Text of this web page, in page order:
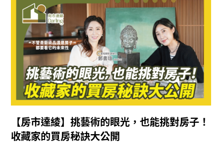
【房市達綾】挑藝術的眼光，也能挑對房子！
收藏家的買房秘訣大公開